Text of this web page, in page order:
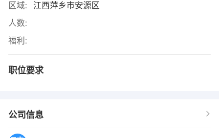
区域:
江西萍乡市安源区
人数:
福利:
职位要求
公司信息